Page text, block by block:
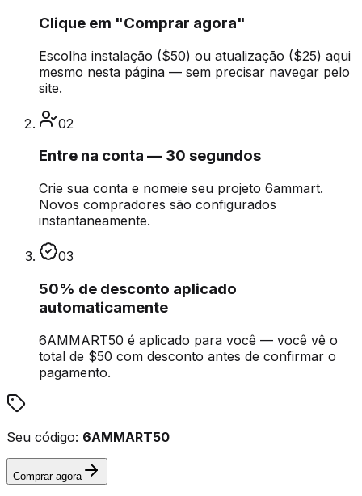
Clique em "Comprar agora"
Escolha instalação ($50) ou atualização ($25) aqui
mesmo nesta página — sem precisar navegar pelo
site.
02
Entre na conta — 30 segundos
Crie sua conta e nomeie seu projeto 6ammart.
Novos compradores são configurados
instantaneamente.
03
50% de desconto aplicado
automaticamente
6AMMART50 é aplicado para você — você vê o
total de $50 com desconto antes de confirmar o
pagamento.
Seu código: 6AMMART50
Comprar agora